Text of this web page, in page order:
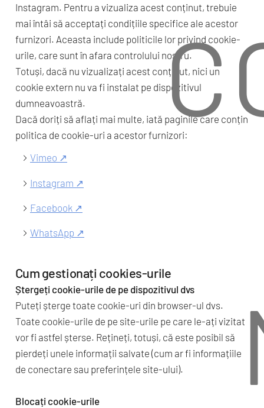
Instagram. Pentru a vizualiza acest conținut, trebuie
mai întâi să acceptați condițiile specifice ale acestor
furnizori. Aceasta include politicile lor privind cookie-
urile, care sunt în afara controlului nostru.
Totuși, dacă nu vizualizați acest conținut, nici un
cookie extern nu va fi instalat pe dispozitivul
dumneavoastră.
Dacă doriți să aflați mai multe, iată paginile care conțin
politica de cookie-uri a acestor furnizori:
Vimeo ↗
Instagram ↗
Facebook ↗
WhatsApp ↗
Cum gestionați cookies-urile
Ștergeți cookie-urile de pe dispozitivul dvs
Puteți șterge toate cookie-uri din browser-ul dvs.
Toate cookie-urile de pe site-urile pe care le-ați vizitat
vor fi astfel șterse. Rețineți, totuși, că este posibil să
pierdeți unele informații salvate (cum ar fi informațiile
de conectare sau preferințele site-ului).
Blocați cookie-urile